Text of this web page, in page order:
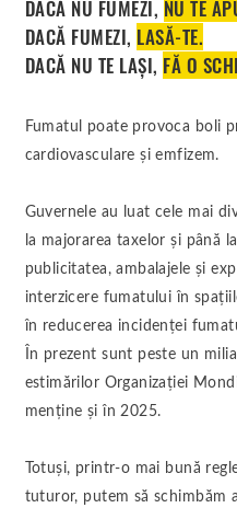
DACĂ NU FUMEZI, NU TE
DACĂ FUMEZI, LASĂ-TE.
DACĂ NU TE LAȘI, FĂ O
Fumatul poate provoca boli
cardiovasculare și emfizem.
Guvernele au luat cele mai
la majorarea taxelor și până
publicitatea, ambalajele și
interzicere fumatului în
în reducerea incidenței
În prezent sunt peste un
estimărilor Organizației
menține și în 2025.
Totuși, printr-o mai bună
tuturor, putem să schimbăm